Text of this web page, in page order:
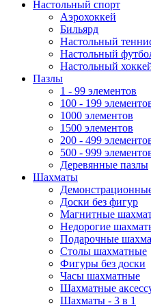
Настольный спорт
Аэрохоккей
Бильярд
Настольный
Настольный
Настольный
Пазлы
1 - 99 элементов
100 - 199
1000 элементов
1500 элементов
200 - 499
500 - 999
Деревянные пазлы
Шахматы
Доски без фигур
Магнитные
Недорогие
Подарочные
Столы шахматные
Фигуры без доски
Часы шахматные
Шахматные
Шахматы - 3 в 1